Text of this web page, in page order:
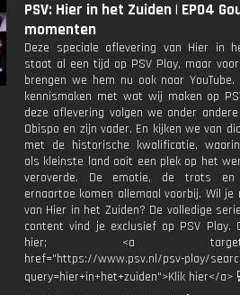
PSV: Hier in het Zuiden | EP04
momenten
Deze speciale aflevering van Hier in
staat al een tijd op PSV Play, maar
brengen we hem nu ook naar
kennismaken met wat wij maken op
deze aflevering volgen we onder
Obispo en zijn vader. En kijken we van
met de historische kwalificatie,
als kleinste land ooit een plek op het
veroverde. De emotie, de trots
ernaartoe komen allemaal voorbij. Wil je
van Hier in het Zuiden? De volledige
content vind je exclusief op PSV Play.
hier; <a
href="https://www.psv.nl/psv-play/
query=hier+in+het+zuiden">Klik hier</a>